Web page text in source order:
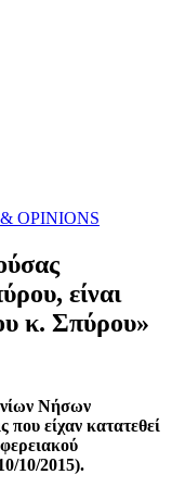
OPINIONS
είναι
κ. Σπύρου»
Νήσων
είχαν κατατεθεί
10/2015).